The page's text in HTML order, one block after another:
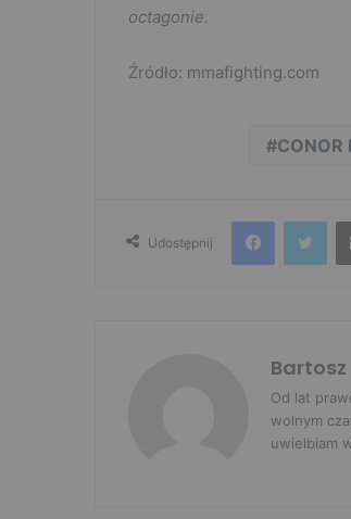
octagonie.
Źródło: mmafighting.com
CONOR
Udostępnij
Facebook
Bartosz
Od lat
wolnym
uwielbiam